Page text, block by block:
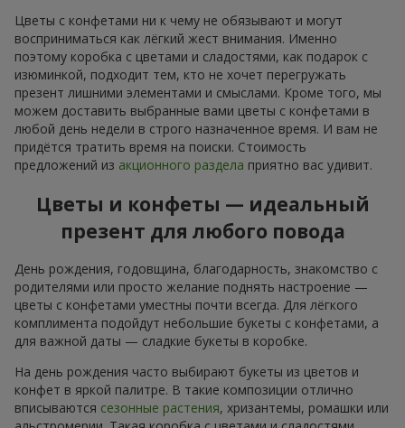
Цветы с конфетами ни к чему не обязывают и могут
восприниматься как лёгкий жест внимания. Именно
поэтому коробка с цветами и сладостями, как подарок с
изюминкой, подходит тем, кто не хочет перегружать
презент лишними элементами и смыслами. Кроме того, мы
можем доставить выбранные вами цветы с конфетами в
любой день недели в строго назначенное время. И вам не
придётся тратить время на поиски. Стоимость
предложений из акционного раздела приятно вас удивит.
Цветы и конфеты — идеальный
презент для любого повода
День рождения, годовщина, благодарность, знакомство с
родителями или просто желание поднять настроение —
цветы с конфетами уместны почти всегда. Для лёгкого
комплимента подойдут небольшие букеты с конфетами, а
для важной даты — сладкие букеты в коробке.
На день рождения часто выбирают букеты из цветов и
конфет в яркой палитре. В такие композиции отлично
вписываются сезонные растения, хризантемы, ромашки или